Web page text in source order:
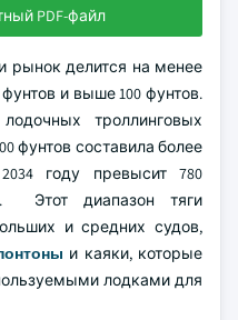
PDF-файл
рынок делится на менее
фунтов и выше 100 фунтов.
троллинговых
фунтов составила более
году превысит 780
Этот диапазон тяги
и средних судов,
и каяки, которые
лодками для